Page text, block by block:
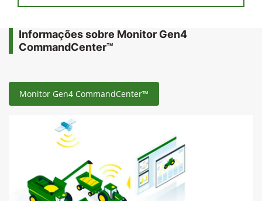
Informações sobre Monitor Gen4
CommandCenter™
Monitor Gen4 CommandCenter™